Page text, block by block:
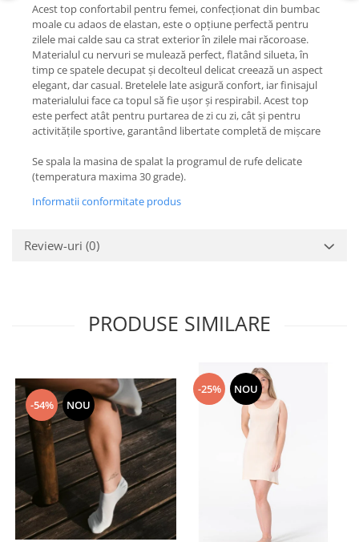
Acest top confortabil pentru femei, confecționat din bumbac
moale cu adaos de elastan, este o opțiune perfectă pentru
zilele mai calde sau ca strat exterior în zilele mai răcoroase.
Materialul cu nervuri se mulează perfect, flatând silueta, în
timp ce spatele decupat și decolteul delicat creează un aspect
elegant, dar casual. Bretelele late asigură confort, iar finisajul
materialului face ca topul să fie ușor și respirabil. Acest top
este perfect atât pentru purtarea de zi cu zi, cât și pentru
activitățile sportive, garantând libertate completă de mișcare
Se spala la masina de spalat la programul de rufe delicate
(temperatura maxima 30 grade).
Informatii conformitate produs
Review-uri (0)
PRODUSE SIMILARE
-54% NOU
-25% NOU